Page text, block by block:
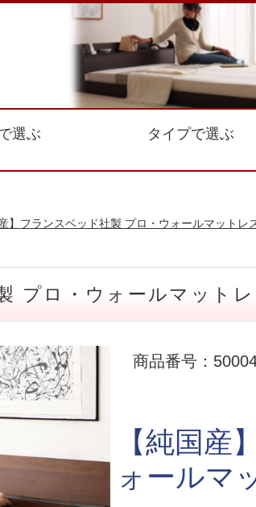
選ぶ タイプで選ぶ
産】フランスベッド社製 プロ・ウォールマットレ
プロ・ウォールマット
商品番号：
【純国産
ォールマ